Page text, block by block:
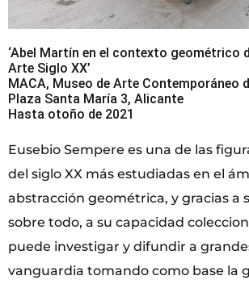
‘Abel Martín en el contexto geométrico
Arte Siglo XX’
MACA, Museo de Arte Contemporáneo
Plaza Santa María 3, Alicante
Hasta otoño de 2021
Eusebio Sempere es una de las
del siglo XX más estudiadas en el
abstracción geométrica, y gracias a
sobre todo, a su capacidad
puede investigar y difundir a
vanguardia tomando como base la